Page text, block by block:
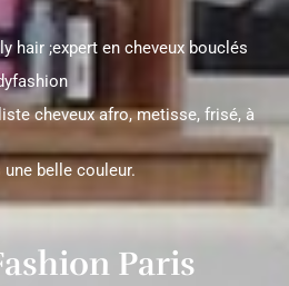
hair ;expert en cheveux bouclés
cheveux afro, metisse, frisé, à
belle couleur.
Paris